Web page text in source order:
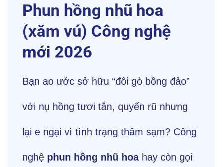
Phun hồng nhũ hoa
(xăm vú) Công nghệ
mới 2026
Bạn ao ước sở hữu “đôi gò bồng đảo”
với nụ hồng tươi tắn, quyến rũ nhưng
lại e ngại vì tình trạng thâm sạm? Công
nghệ phun hồng nhũ hoahay còn gọi